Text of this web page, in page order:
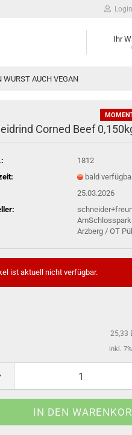
Login
Ihr
WURST AUCH VEGAN
und MO 24.08.2026!
bzw. Vorkasse
Corned Beef
1812
bald
25.03.2026
Arzberg / OT
ist aktuell nicht verfügbar.
25,33
inkl.